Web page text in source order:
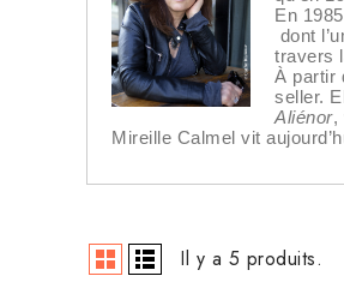
En
dont
travers
À partir
seller.
Aliénor,
Mireille Calmel vit
Il y a 5 produits.